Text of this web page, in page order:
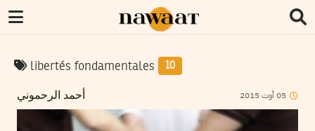
libertés fondamentales 10
أحمد الرحموني 05أوت 2015